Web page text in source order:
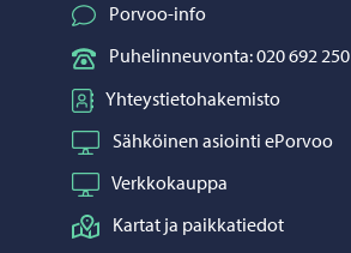
Porvoo-info
Puhelinneuvonta: 020 692 250
Yhteystietohakemisto
Sähköinen asiointi ePorvoo
Verkkokauppa
Kartat ja paikkatiedot